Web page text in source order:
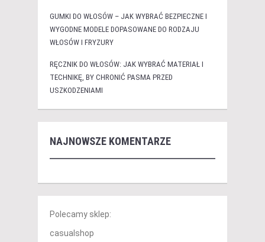
GUMKI DO WŁOSÓW – JAK WYBRAĆ BEZPIECZNE I
WYGODNE MODELE DOPASOWANE DO RODZAJU
WŁOSÓW I FRYZURY
RĘCZNIK DO WŁOSÓW: JAK WYBRAĆ MATERIAŁ I
TECHNIKĘ, BY CHRONIĆ PASMA PRZED
USZKODZENIAMI
NAJNOWSZE KOMENTARZE
Polecamy sklep:
casualshop